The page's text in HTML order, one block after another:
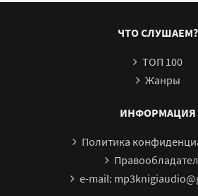
ЧТО СЛУШАЕМ?
ТОП 100
Жанры
ИНФОРМАЦИЯ
Политика
e-mail: